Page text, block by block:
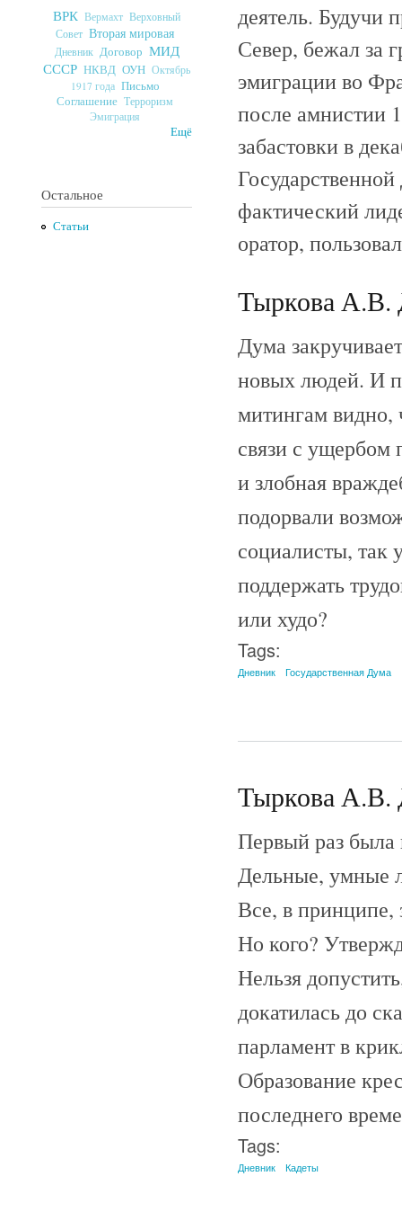
ВРК Вермахт Верховный
Совет Вторая мировая
Дневник Договор МИД
СССР НКВД ОУН Октябрь
1917 года Письмо
Соглашение Терроризм
Эмиграция
Ещё
Остальное
Статьи
деятель. Будучи
Север, бежал за
эмиграции во
после амнистии
забастовки в
фактический
оратор,
Тыркова А.В.
Дума
новых людей. И
митингам видно,
связи с ущербом
и злобная
подорвали
социалисты, так
поддержать
или худо?
Tags:
Дневник Государственная Дума
Тыркова А.В.
Первый раз была
Дельные, умные
Все, в принципе,
Но кого?
Нельзя
докатилась до
парламент в
Образование
последнего
Tags:
Дневник Кадеты